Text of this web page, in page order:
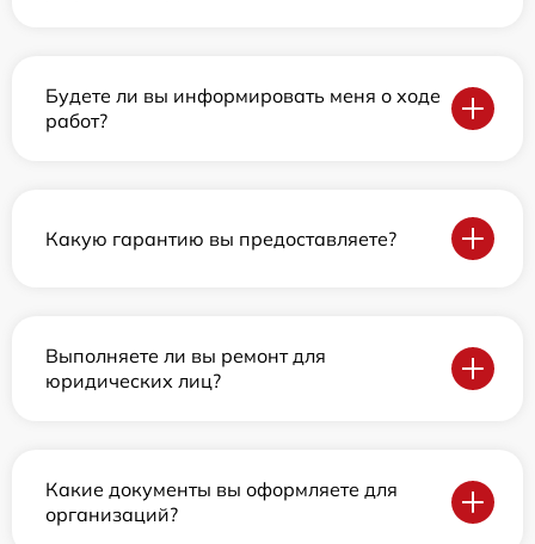
Будете ли вы информировать меня о ходе
работ?
Какую гарантию вы предоставляете?
Выполняете ли вы ремонт для
юридических лиц?
Какие документы вы оформляете для
организаций?